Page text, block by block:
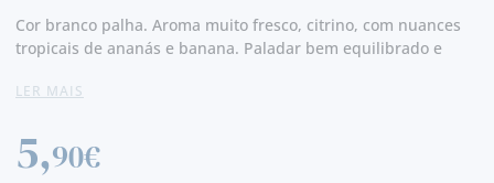
Cor branco palha. Aroma muito fresco, citrino, com nuances
tropicais de ananás e banana. Paladar bem equilibrado e
LER MAIS
5,90€